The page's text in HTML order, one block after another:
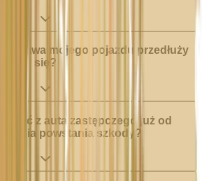
mojego pojazdu przedłuży
się?
z auta zastępczego już od
dnia powstania szkody?